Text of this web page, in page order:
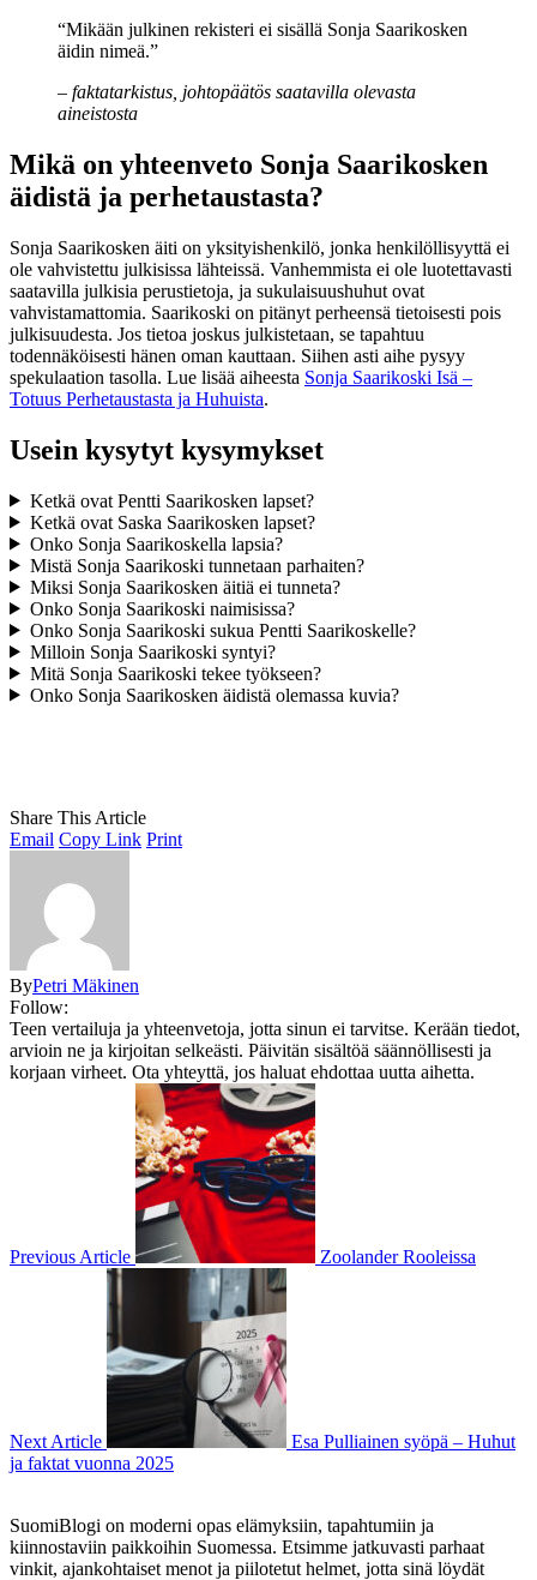
“Mikään julkinen rekisteri ei sisällä Sonja Saarikosken
äidin nimeä.”
– faktatarkistus, johtopäätös saatavilla olevasta
aineistosta
Mikä on yhteenveto Sonja Saarikosken
äidistä ja perhetaustasta?
Sonja Saarikosken äiti on yksityishenkilö, jonka henkilöllisyyttä ei
ole vahvistettu julkisissa lähteissä. Vanhemmista ei ole luotettavasti
saatavilla julkisia perustietoja, ja sukulaisuushuhut ovat
vahvistamattomia. Saarikoski on pitänyt perheensä tietoisesti pois
julkisuudesta. Jos tietoa joskus julkistetaan, se tapahtuu
todennäköisesti hänen oman kauttaan. Siihen asti aihe pysyy
spekulaation tasolla. Lue lisää aiheesta Sonja Saarikoski Isä –
Totuus Perhetaustasta ja Huhuista.
Usein kysytyt kysymykset
Ketkä ovat Pentti Saarikosken lapset?
Ketkä ovat Saska Saarikosken lapset?
Onko Sonja Saarikoskella lapsia?
Mistä Sonja Saarikoski tunnetaan parhaiten?
Miksi Sonja Saarikosken äitiä ei tunneta?
Onko Sonja Saarikoski naimisissa?
Onko Sonja Saarikoski sukua Pentti Saarikoskelle?
Milloin Sonja Saarikoski syntyi?
Mitä Sonja Saarikoski tekee työkseen?
Onko Sonja Saarikosken äidistä olemassa kuvia?
Share This Article
Email Copy Link Print
ByPetri Mäkinen
Follow:
Teen vertailuja ja yhteenvetoja, jotta sinun ei tarvitse. Kerään tiedot,
arvioin ne ja kirjoitan selkeästi. Päivitän sisältöä säännöllisesti ja
korjaan virheet. Ota yhteyttä, jos haluat ehdottaa uutta aihetta.
Previous Article Zoolander Rooleissa
Next Article
Esa Pulliainen syöpä – Huhut
ja faktat vuonna 2025
SuomiBlogi on moderni opas elämyksiin, tapahtumiin ja
kiinnostaviin paikkoihin Suomessa. Etsimme jatkuvasti parhaat
vinkit, ajankohtaiset menot ja piilotetut helmet, jotta sinä löydät